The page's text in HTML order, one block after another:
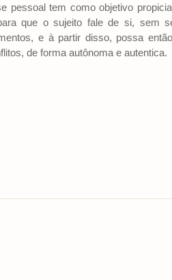
pessoal tem como objetivo
que o sujeito fale de si, sem
e à partir disso, possa
de forma autônoma e autentica.